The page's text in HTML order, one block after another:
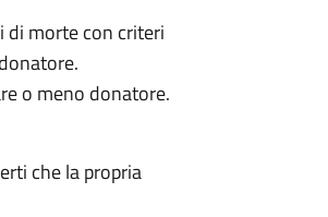
di morte con criteri
o meno donatore.
che la propria